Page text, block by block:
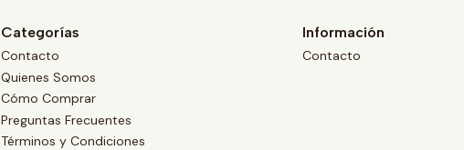
Categorías
Contacto
Quienes Somos
Cómo Comprar
Preguntas Frecuentes
Términos y Condiciones
Información
Contacto